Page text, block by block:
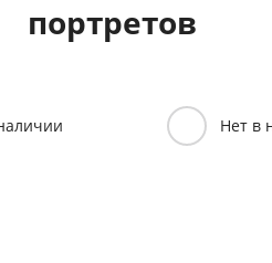
портретов
Нет в